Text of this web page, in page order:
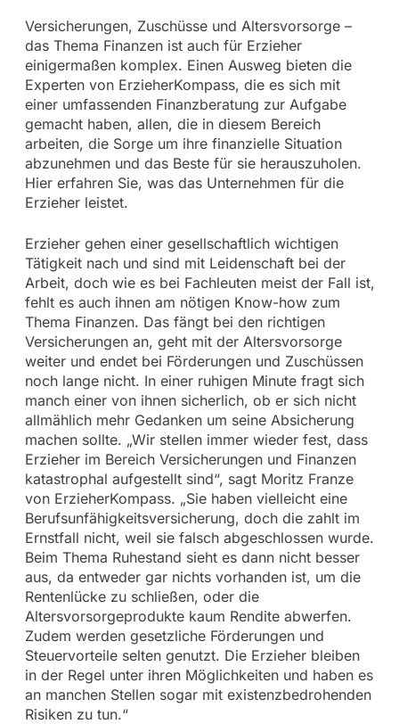
Versicherungen, Zuschüsse und Altersvorsorge –
das Thema Finanzen ist auch für Erzieher
einigermaßen komplex. Einen Ausweg bieten die
Experten von ErzieherKompass, die es sich mit
einer umfassenden Finanzberatung zur Aufgabe
gemacht haben, allen, die in diesem Bereich
arbeiten, die Sorge um ihre finanzielle Situation
abzunehmen und das Beste für sie herauszuholen.
Hier erfahren Sie, was das Unternehmen für die
Erzieher leistet.
Erzieher gehen einer gesellschaftlich wichtigen
Tätigkeit nach und sind mit Leidenschaft bei der
Arbeit, doch wie es bei Fachleuten meist der Fall ist,
fehlt es auch ihnen am nötigen Know-how zum
Thema Finanzen. Das fängt bei den richtigen
Versicherungen an, geht mit der Altersvorsorge
weiter und endet bei Förderungen und Zuschüssen
noch lange nicht. In einer ruhigen Minute fragt sich
manch einer von ihnen sicherlich, ob er sich nicht
allmählich mehr Gedanken um seine Absicherung
machen sollte. „Wir stellen immer wieder fest, dass
Erzieher im Bereich Versicherungen und Finanzen
katastrophal aufgestellt sind“, sagt Moritz Franze
von ErzieherKompass. „Sie haben vielleicht eine
Berufsunfähigkeitsversicherung, doch die zahlt im
Ernstfall nicht, weil sie falsch abgeschlossen wurde.
Beim Thema Ruhestand sieht es dann nicht besser
aus, da entweder gar nichts vorhanden ist, um die
Rentenlücke zu schließen, oder die
Altersvorsorgeprodukte kaum Rendite abwerfen.
Zudem werden gesetzliche Förderungen und
Steuervorteile selten genutzt. Die Erzieher bleiben
in der Regel unter ihren Möglichkeiten und haben es
an manchen Stellen sogar mit existenzbedrohenden
Risiken zu tun.“